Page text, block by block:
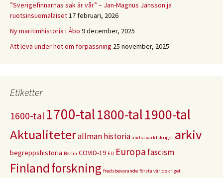
”Sverigefinnarnas sak är vår” – Jan-Magnus Jansson ja
ruotsinsuomalaiset17 februari, 2026
Ny maritimhistoria i Åbo 9 december, 2025
Att leva under hot om förpassning 25 november, 2025
Etiketter
1600-tal 1700-tal1800-tal1900-tal
Aktualiteterallmän historia andra världskriget arkiv
begreppshistoria Berlin COVID-19 EU Europa fascism
Finlandforskning fredsbevarande första världskriget